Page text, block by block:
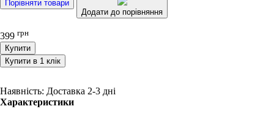
Порівняти товари
Додати до порівняння
399 грн
Купити
Купити в 1 клік
Наявність: Доставка 2-3 дні
Характеристики